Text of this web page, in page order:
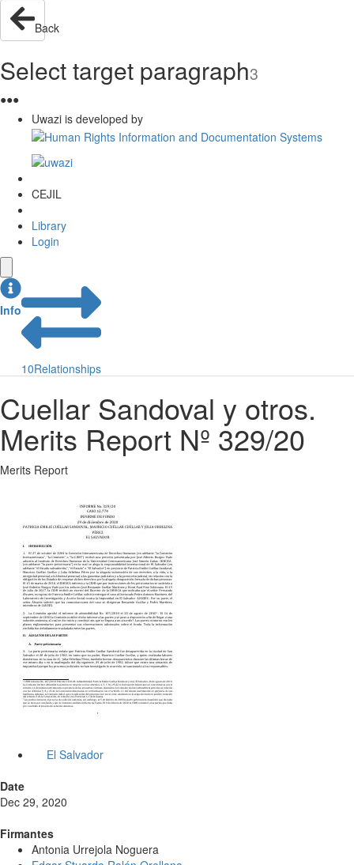
Back
Select target paragraph3
●●●
Uwazi is developed by
CEJIL
Library
Login
Info
10Relationships
Cuellar Sandoval y otros.
Merits Report Nº 329/20
Merits Report
El Salvador
Date
Dec 29, 2020
Firmantes
Antonia Urrejola Noguera